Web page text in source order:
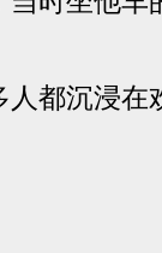
都沉浸在